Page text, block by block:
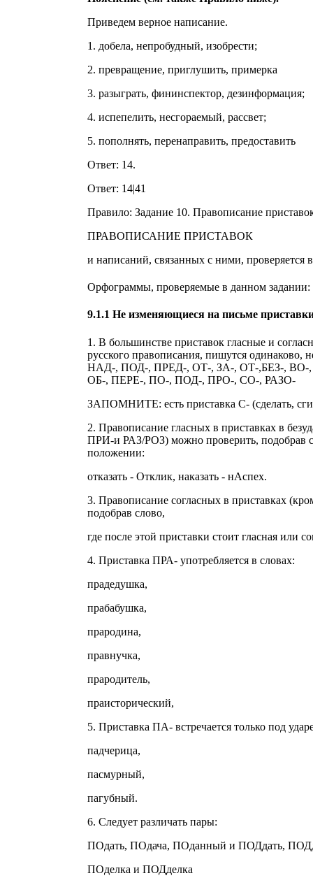
Приведем верное написание.
1. добела, непробудный, изобрести;
2. превращение, приглушить, примерка
3. разыграть, фининспектор, дезинформация;
4. испепелить, несгораемый, рассвет;
5. пополнять, перенаправить, предоставить
Ответ: 14.
Ответ: 14|41
Правило: Задание 10. Правописание
ПРАВОПИСАНИЕ ПРИСТАВОК
и написаний, связанных с ними, проверяется
Орфограммы, проверяемые в данном задании:
9.1.1 Не изменяющиеся на письме
1. В большинстве приставок гласные и
русского правописания, пишутся одинаково,
НАД-, ПОД-, ПРЕД-, ОТ-, ЗА-, ОТ-,БЕЗ-,
ОБ-, ПЕРЕ-, ПО-, ПОД-, ПРО-, СО-, РАЗО-
ЗАПОМНИТЕ: есть приставка С- (сделать,
2. Правописание гласных в приставках в
ПРИ-и РАЗ/РОЗ) можно проверить, подобрав
положении:
отказать - Отклик, наказать - нАспех.
3. Правописание согласных в приставках
подобрав слово,
где после этой приставки стоит гласная или
4. Приставка ПРА- употребляется в словах:
прадедушка,
прабабушка,
прародина,
правнучка,
прародитель,
праисторический,
5. Приставка ПА- встречается только под
падчерица,
пасмурный,
пагубный.
6. Следует различать пары:
ПОдать, ПОдача, ПОданный и ПОДдать,
ПОделка и ПОДделка